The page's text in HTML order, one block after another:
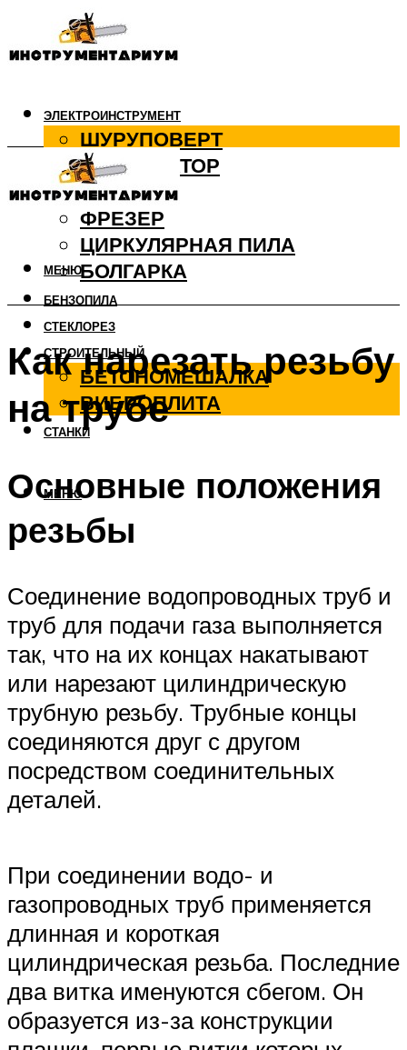
ЭЛЕКТРОИНСТРУМЕНТ
ШУРУПОВЕРТ
ПЕРФОРАТОР
ДРЕЛЬ
ФРЕЗЕР
ЦИРКУЛЯРНАЯ ПИЛА
БОЛГАРКА
БЕНЗОПИЛА
СТЕКЛОРЕЗ
СТРОИТЕЛЬНЫЙ
БЕТОНОМЕШАЛКА
ВИБРОПЛИТА
СТАНКИ
МЕНЮ
МЕНЮ
Как нарезать резьбу
на трубе
Основные положения
резьбы
Соединение водопроводных труб и
труб для подачи газа выполняется
так, что на их концах накатывают
или нарезают цилиндрическую
трубную резьбу. Трубные концы
соединяются друг с другом
посредством соединительных
деталей.
При соединении водо- и
газопроводных труб применяется
длинная и короткая
цилиндрическая резьба. Последние
два витка именуются сбегом. Он
образуется из-за конструкции